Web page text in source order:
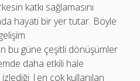
katkı sağlamasını
hayati bir yer tutar. Böyle
bu güne çeşitli dönüşümler
daha etkili hale
|en çok kullanılan